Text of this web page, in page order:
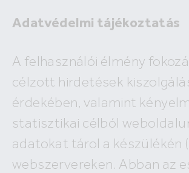
Adatvédelmi tájékoztatás
A felhasználói élmény
célzott hirdetések
érdekében, valamint
statisztikai célból
adatokat tárol a készülékén
webszervereken. Abban az
A megadott ingatlan
szerepel az